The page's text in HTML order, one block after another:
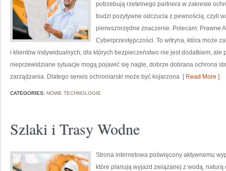
potrzebują rzetelnego partnera w zakresie
budzi pozytywne odczucia z pewnością, czyli
pierwszorzędne znaczenie. Polecam: Prawne
Cyberprzestępczości. To witryna, która może
i klientów indywidualnych, dla których bezpieczeństwo nie jest dodatkiem, ale
nieprzewidziane sytuacje mogą pojawić się nagle, dobrze dobrana ochrona
zarządzania. Dlatego serwis ochroniarski może być kojarzona [ Read More ]
CATEGORIES: NOWE TECHNOLOGIE
Szlaki i Trasy Wodne
Strona internetowa poświęcony aktywnemu
które planują wyjazd związanej z wodą,